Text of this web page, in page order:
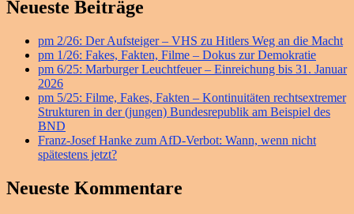
Primärer
Widget-
Bereich
Neueste Beiträge
pm 2/26: Der Aufsteiger – VHS zu Hitlers Weg an die Macht
pm 1/26: Fakes, Fakten, Filme – Dokus zur Demokratie
pm 6/25: Marburger Leuchtfeuer – Einreichung bis 31. Januar
2026
pm 5/25: Filme, Fakes, Fakten – Kontinuitäten rechtsextremer
Strukturen in der (jungen) Bundesrepublik am Beispiel des
BND
Franz-Josef Hanke zum AfD-Verbot: Wann, wenn nicht
spätestens jetzt?
Neueste Kommentare